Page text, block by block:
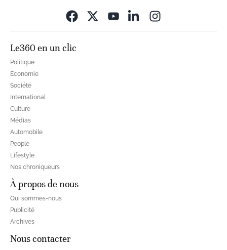
Le360 en un clic
Politique
Economie
Société
International
Culture
Médias
Automobile
People
Lifestyle
Nos chroniqueurs
À propos de nous
Qui sommes-nous
Publicité
Archives
Nous contacter